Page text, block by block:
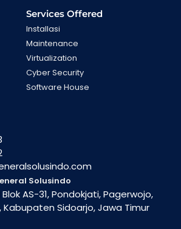
Services Offered
Installasi
Maintenance
Virtualization
Cyber Security
Software House
Solusindo
AS-31, Pondokjati, Pagerwojo,
Kabupaten Sidoarjo, Jawa Timur